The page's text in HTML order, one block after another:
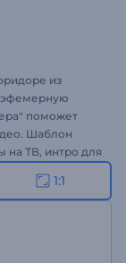
из
эфемерную
поможет
Шаблон
на ТВ, интро для
1:1